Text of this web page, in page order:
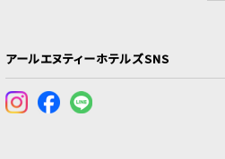
アールエヌティーホテルズSNS